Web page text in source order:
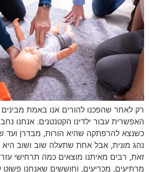
רק לאחר שהפכנו להורים אנו באמת
האפשרית עבור ילדינו הקטנטנים. אנחנו
כשנצא להרפתקה שהיא הורות, מבדרן ועד
נהג מונית, אבל אחת שתעלה שוב ושוב
זאת, רבים מאיתנו מוצאים כמה תרחישי
מרתיעים, מכריעים, וחוששים שאנחנו